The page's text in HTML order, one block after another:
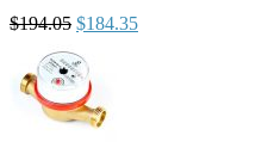
$194.05 $184.35